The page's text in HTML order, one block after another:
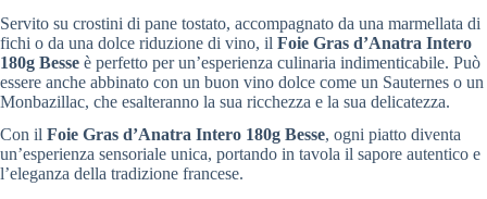
Servito su crostini di pane tostato, accompagnato da una marmellata di
fichi o da una dolce riduzione di vino, il Foie Gras d’Anatra Intero
180g Besse è perfetto per un’esperienza culinaria indimenticabile. Può
essere anche abbinato con un buon vino dolce come un Sauternes o un
Monbazillac, che esalteranno la sua ricchezza e la sua delicatezza.
Con il Foie Gras d’Anatra Intero 180g Besse, ogni piatto diventa
un’esperienza sensoriale unica, portando in tavola il sapore autentico e
l’eleganza della tradizione francese.